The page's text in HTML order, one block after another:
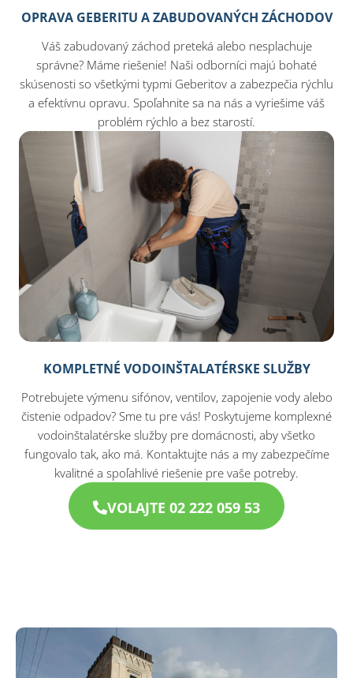
OPRAVA GEBERITU A ZABUDOVANÝCH ZÁCHODOV
Váš zabudovaný záchod preteká alebo nesplachuje
správne? Máme riešenie! Naši odborníci majú bohaté
skúsenosti so všetkými typmi Geberitov a zabezpečia rýchlu
a efektívnu opravu. Spoľahnite sa na nás a vyriešime váš
problém rýchlo a bez starostí.
KOMPLETNÉ VODOINŠTALATÉRSKE SLUŽBY
Potrebujete výmenu sifónov, ventilov, zapojenie vody alebo
čistenie odpadov? Sme tu pre vás! Poskytujeme komplexné
vodoinštalatérske služby pre domácnosti, aby všetko
fungovalo tak, ako má. Kontaktujte nás a my zabezpečíme
kvalitné a spoľahlivé riešenie pre vaše potreby.
VOLAJTE 02 222 059 53